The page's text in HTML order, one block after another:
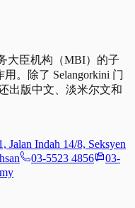
大臣机构（MBI）的子
。除了 Selangorkini 门
出版中文、淡米尔文和
Jalan Indah 14/8, Seksyen
03-5523 4856
03-